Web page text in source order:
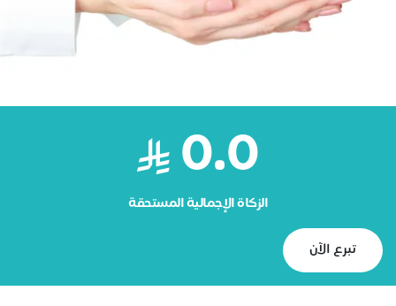
0.0
الزكاة الإجمالية المستحقة
تبرع الآن